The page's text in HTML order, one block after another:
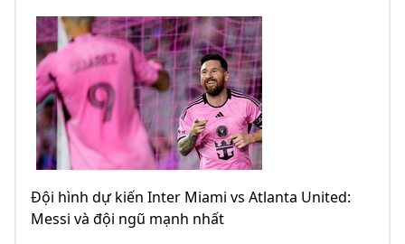
Đội hình dự kiến Inter Miami vs Atlanta United:
Messi và đội ngũ mạnh nhất